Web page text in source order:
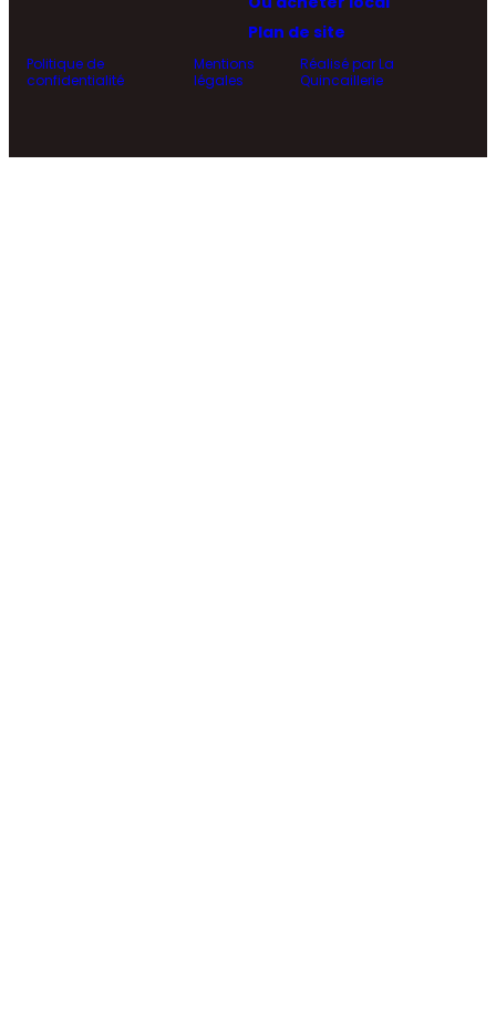
Plan de site
Politique de
confidentialité
Mentions
légales
Réalisé par La
Quincaillerie